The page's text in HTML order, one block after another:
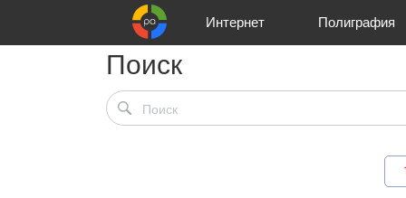
Интернет
Реклама и продвижение
Полиграфия
Цифра и офсет
Телевидение
Клиенты
Поиск